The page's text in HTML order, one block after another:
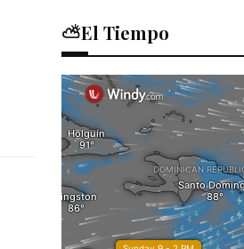
⛅El Tiempo